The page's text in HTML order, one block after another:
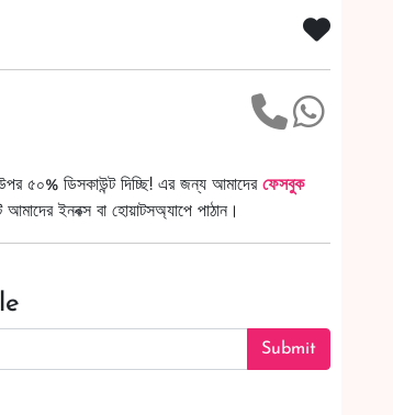
৫০% ডিসকাউন্ট দিচ্ছি! এর জন্য আমাদের ফেসবুক
ইনবক্স বা হোয়াটসঅ্যাপে পাঠান।
Submit